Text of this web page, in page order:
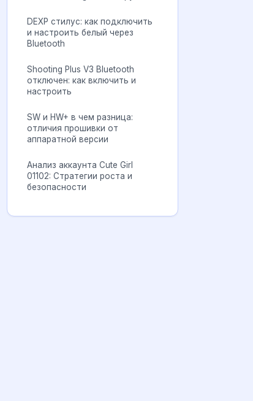
DEXP стилус: как подключить
и настроить белый через
Bluetooth
Shooting Plus V3 Bluetooth
отключен: как включить и
настроить
SW и HW+ в чем разница:
отличия прошивки от
аппаратной версии
Анализ аккаунта Cute Girl
01102: Стратегии роста и
безопасности